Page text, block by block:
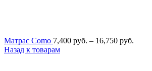
Матрас Como 7,400 руб. – 16,750 руб.
Назад к товарам